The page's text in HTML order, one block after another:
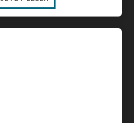
FÜR